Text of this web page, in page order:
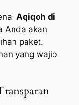
Aqiqoh di
Anda akan
paket.
yang wajib